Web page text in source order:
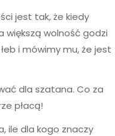
jest tak, że kiedy
większą wolność godzi
i mówimy mu, że jest
dla szatana. Co za
płacą!
ile dla kogo znaczy